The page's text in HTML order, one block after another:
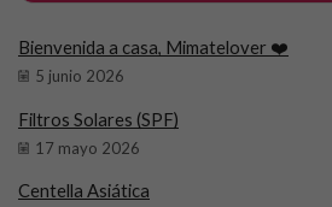
Bienvenida a casa, Mimatelover ❤️
5 junio 2026
Filtros Solares (SPF)
17 mayo 2026
Centella Asiática